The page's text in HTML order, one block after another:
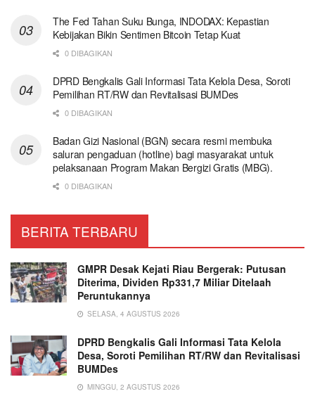
The Fed Tahan Suku Bunga, INDODAX: Kepastian
Kebijakan Bikin Sentimen Bitcoin Tetap Kuat
0 DIBAGIKAN
DPRD Bengkalis Gali Informasi Tata Kelola Desa, Soroti
Pemilihan RT/RW dan Revitalisasi BUMDes
0 DIBAGIKAN
Badan Gizi Nasional (BGN) secara resmi membuka
saluran pengaduan (hotline) bagi masyarakat untuk
pelaksanaan Program Makan Bergizi Gratis (MBG).
0 DIBAGIKAN
BERITA TERBARU
GMPR Desak Kejati Riau Bergerak: Putusan
Diterima, Dividen Rp331,7 Miliar Ditelaah
Peruntukannya
SELASA, 4 AGUSTUS 2026
DPRD Bengkalis Gali Informasi Tata Kelola
Desa, Soroti Pemilihan RT/RW dan Revitalisasi
BUMDes
MINGGU, 2 AGUSTUS 2026